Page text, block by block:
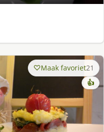
Maak favoriet21
👍